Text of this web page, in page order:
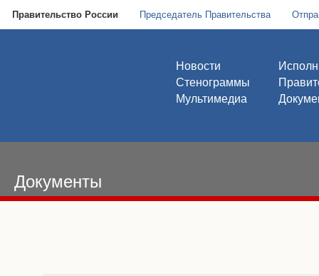
Правительство России Председатель Правительства
Новости
Стенограммы
Мультимедиа
Документы